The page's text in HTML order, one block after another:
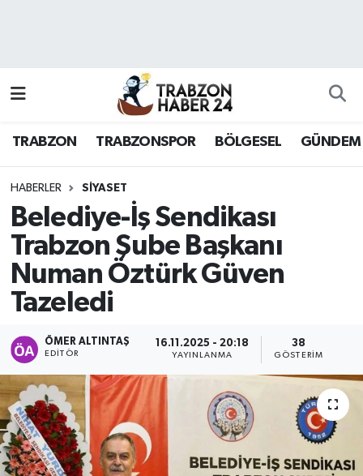
TRABZON TRABZONSPOR BÖLGESEL GÜNDEM
HABERLER SİYASET
Belediye-İş Sendikası
Trabzon Şube Başkanı
Numan Öztürk Güven
Tazeledi
ÖMER ALTINTAŞ
EDITÖR
16.11.2025 - 20:18
YAYINLANMA
38
GÖSTERIM
Hava Durumu
Namaz Vakitleri
Trafik Durumu
Süper Lig Puan Durumu ve Fikstür
Tüm Manşetler
Son Dakika Haberleri
Haber Arşivi